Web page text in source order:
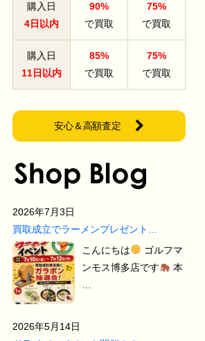
購入日
4日以内
90%
で買取
75%
で買取
購入日
11日以内
85%
で買取
75%
で買取
安心＆高額査定
2026年7月3日
買取成立でラーメンプレゼント…
こんにちは
ゴルフマ
ンモス博多店です
本
2026年5月14日